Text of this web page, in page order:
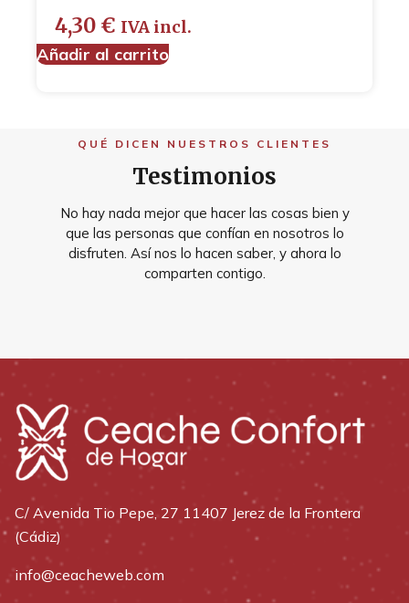
4,30 € IVA incl.
Añadir al carrito
QUÉ DICEN NUESTROS CLIENTES
Testimonios
No hay nada mejor que hacer las cosas bien y
que las personas que confían en nosotros lo
disfruten. Así nos lo hacen saber, y ahora lo
comparten contigo.
C/ Avenida Tio Pepe, 27 11407 Jerez de la Frontera
(Cádiz)
info@ceacheweb.com